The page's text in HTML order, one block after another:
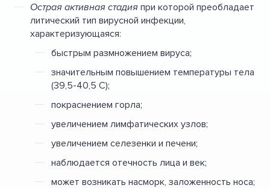
Острая активная стадия при которой преобладает
литический тип вирусной инфекции,
характеризующаяся:
быстрым размножением вируса;
значительным повышением температуры тела
(39,5-40,5 С);
покраснением горла;
увеличением лимфатических узлов;
увеличением селезенки и печени;
наблюдается отечность лица и век;
может возникать насморк, заложенность носа;